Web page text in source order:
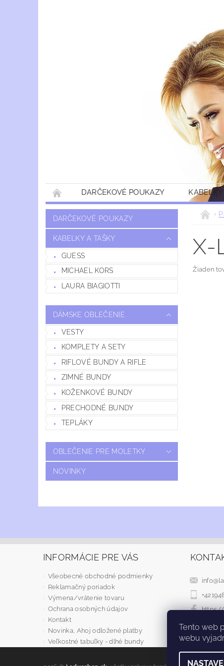
DARČEKOVÉ POUKAZY KABELKY
DARČEKOVÉ POUKAZY
KABELKY A TAŠKY
GUESS
MICHAEL KORS
LAURA BIAGIOTTI
DÁMSKE OBLEČENIE
VESTY
KOMPLETY A SETY
RIFLOVÉ BUNDY A RIFLE
ZIMNÉ BUNDY
KOŽENKOVÉ BUNDY
PRECHODNÉ BUNDY
TEPLÁKY
OBLEČENIE PRE MOLETKY
NOVINKY
X-
Žiaden
INFORMÁCIE PRE VÁS
Všeobecné obchodné podmienky
Reklamačný poriadok
Výmena/vrátenie tovaru
Ochrana osobných údajov
Kontakt
Novinka, Ahoj odložené platby
Veľkostné tabuľky - dlhé bundy
info@
Tento web
webu